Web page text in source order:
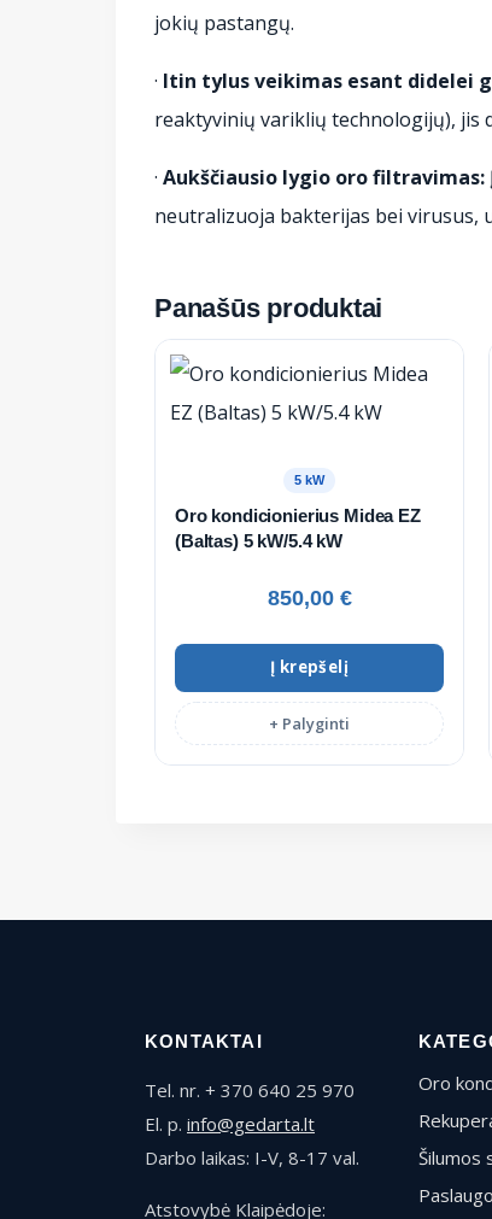
jokių pastangų.
· Itin tylus veikimas esant didelei
reaktyvinių variklių technologijų), jis
· Aukščiausio lygio oro filtravimas:
neutralizuoja bakterijas bei virusus,
Panašūs produktai
5 kW
Oro kondicionierius Midea EZ
(Baltas) 5 kW/5.4 kW
850,00 €
Į krepšelį
+ Palyginti
KONTAKTAI
Tel. nr. + 370 640 25 970
El. p. info@gedarta.lt
Darbo laikas: I-V, 8-17 val.
Atstovybė Klaipėdoje:
Oro
Šilumos